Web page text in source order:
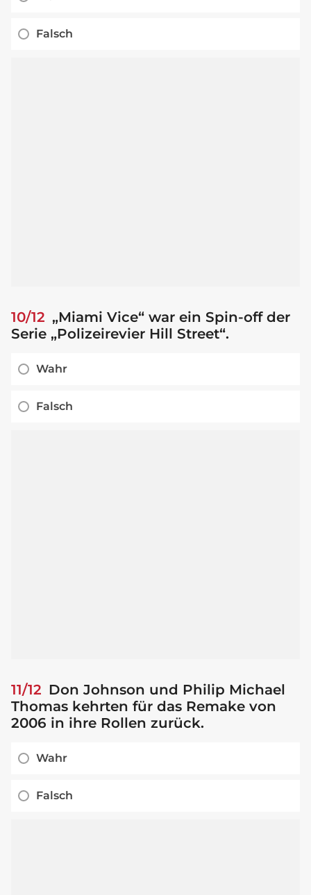
Falsch
10/12 „Miami Vice“ war ein Spin-off der
Serie „Polizeirevier Hill Street“.
Wahr
Falsch
11/12 Don Johnson und Philip Michael
Thomas kehrten für das Remake von
2006 in ihre Rollen zurück.
Wahr
Falsch